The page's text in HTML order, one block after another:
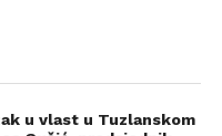
u vlast u Tuzlanskom